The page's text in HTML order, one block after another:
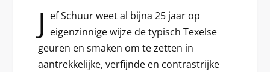
J ef Schuur weet al bijna 25 jaar op
eigenzinnige wijze de typisch Texelse
geuren en smaken om te zetten in
aantrekkelijke, verfijnde en contrastrijke